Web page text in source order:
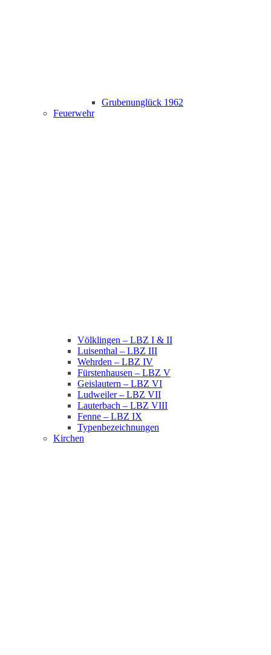
Grubenunglück 1962
Feuerwehr
Völklingen – LBZ I & II
Luisenthal – LBZ III
Wehrden – LBZ IV
Fürstenhausen – LBZ V
Geislautern – LBZ VI
Ludweiler – LBZ VII
Lauterbach – LBZ VIII
Fenne – LBZ IX
Typenbezeichnungen
Kirchen